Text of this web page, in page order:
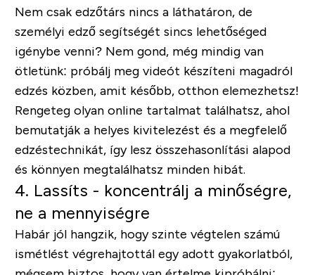
Nem csak edzőtárs nincs a láthatáron, de
személyi edző segítségét sincs lehetőséged
igénybe venni? Nem gond, még mindig van
ötletünk: próbálj meg videót készíteni magadról
edzés közben, amit később, otthon elemezhetsz!
Rengeteg olyan online tartalmat találhatsz, ahol
bemutatják a helyes kivitelezést és a megfelelő
edzéstechnikát, így lesz összehasonlítási alapod
és könnyen megtalálhatsz minden hibát.
4. Lassíts - koncentrálj a minőségre,
ne a mennyiségre
Habár jól hangzik, hogy szinte végtelen számú
ismétlést végrehajtottál egy adott gyakorlatból,